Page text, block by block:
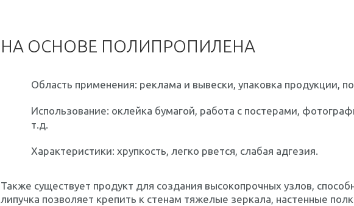
НА ОСНОВЕ ПОЛИПРОПИЛЕНА
Область применения: реклама и вывески, упаковка продукции,
Использование: оклейка бумагой, работа с постерами,
т.д.
Характеристики: хрупкость, легко рвется, слабая адгезия.
Также существует продукт для создания высокопрочных узлов,
липучка позволяет крепить к стенам тяжелые зеркала, настенные